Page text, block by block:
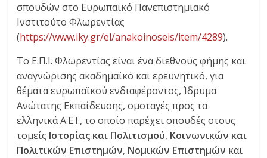
σπουδών στο Ευρωπαϊκό Πανεπιστημιακό
Ινστιτούτο Φλωρεντίας
(https://www.iky.gr/el/anakoinoseis/item/4289).
Το Ε.Π.Ι. Φλωρεντίας είναι ένα διεθνούς φήμης και
αναγνώρισης ακαδημαϊκό και ερευνητικό, για
θέματα ευρωπαϊκού ενδιαφέροντος, Ίδρυμα
Ανώτατης Εκπαίδευσης, ομοταγές προς τα
ελληνικά Α.Ε.Ι., το οποίο παρέχει σπουδές στους
τομείς Ιστορίας και Πολιτισμού, Κοινωνικών και
Πολιτικών Επιστημών, Νομικών Επιστημών και